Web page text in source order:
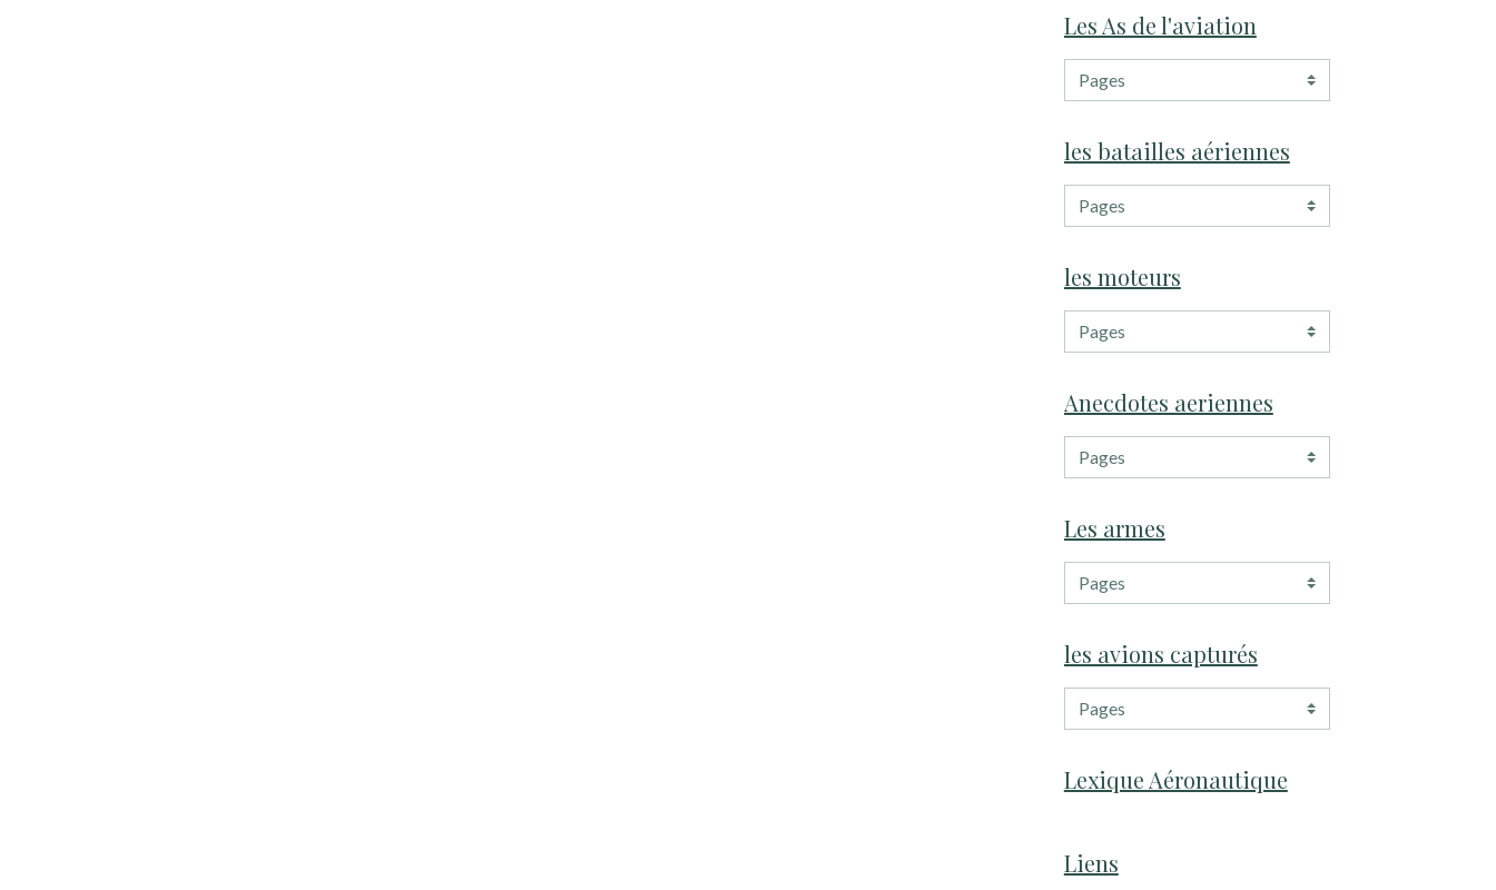
Les As de l'aviation
les batailles aériennes
les moteurs
Anecdotes aeriennes
Les armes
les avions capturés
Lexique Aéronautique
Liens